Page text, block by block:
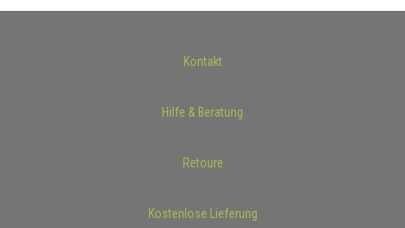
Kontakt
Hilfe & Beratung
Retoure
Kostenlose Lieferung